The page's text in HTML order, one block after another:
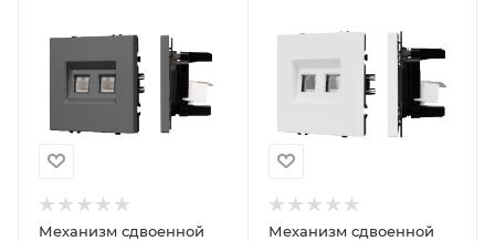
Механизм сдвоенной
Механизм сдвоенной